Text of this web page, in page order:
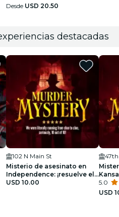
Desde USD 20.50
destacadas
102 N Main St
Misterio de asesinato en
Independence: ¡resuelve el
caso!
USD 10.00
caso!
5.0
USD